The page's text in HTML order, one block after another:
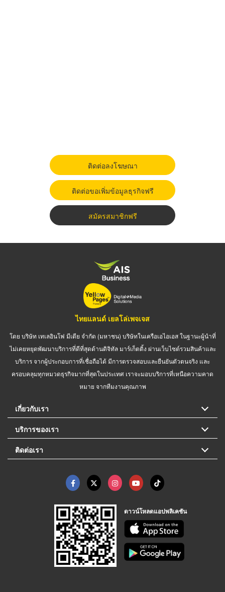
ติดต่อลงโฆษณา
ติดต่อขอเพิ่มข้อมูลธุรกิจฟรี
สมัครสมาชิกฟรี
ไทยแลนด์ เยลโล่เพจเจส
โดย บริษัท เทเลอินโฟ มีเดีย จำกัด (มหาชน) บริษัทในเครือเอไอเอส ในฐานะผู้นำที่
ไม่เคยหยุดพัฒนาบริการที่ดีที่สุดด้านดิจิทัล มาร์เก็ตติ้ง ผ่านเว็บไซต์รวมสินค้าและ
บริการ จากผู้ประกอบการที่เชื่อถือได้ มีการตรวจสอบและยืนยันตัวตนจริง และ
ครอบคลุมทุกหมวดธุรกิจมากที่สุดในประเทศ เราจะมอบบริการที่เหนือความคาด
หมาย จากทีมงานคุณภาพ
เกี่ยวกับเรา
บริการของเรา
ติดต่อเรา
ดาวน์โหลดแอปพลิเคชัน